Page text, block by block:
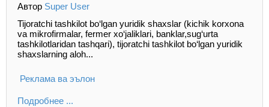
Автор Super User
Tijoratchi tashkilot bo‘lgan yuridik shaxslar (kichik korxona
va mikrofirmalar, fermer xo‘jaliklari, banklar,sug‘urta
tashkilotlaridan tashqari), tijoratchi tashkilot bo‘lgan yuridik
shaxslarning aloh...
Реклама ва эълон
Подробнее ...